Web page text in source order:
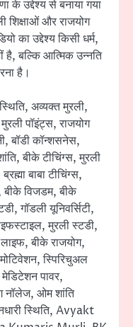
के उद्देश्य से बनाया गया
शिक्षाओं और राजयोग
का उद्देश्य किसी धर्म,
है, बल्कि आत्मिक उन्नति
है।
अव्यक्त मुरली,
मुरली पॉइंट्स, राजयोग
बॉडी कॉन्शसनेस,
बीके टीचिंग्स, मुरली
बाबा टीचिंग्स,
बीके विजडम, बीके
गॉडली यूनिवर्सिटी,
मुरली स्टडी,
बीके राजयोग,
स्पिरिचुअल
पावर,
नॉलेज, ओम शांति
स्थिति, Avyakt